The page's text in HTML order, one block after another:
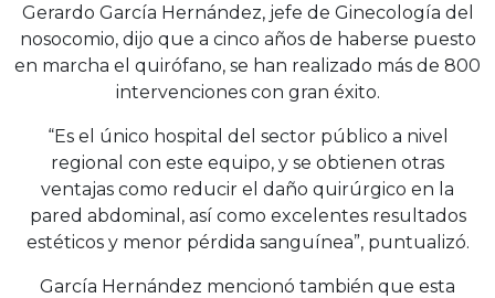
Gerardo García Hernández, jefe de Ginecología del
nosocomio, dijo que a cinco años de haberse puesto
en marcha el quirófano, se han realizado más de 800
intervenciones con gran éxito.
“Es el único hospital del sector público a nivel
regional con este equipo, y se obtienen otras
ventajas como reducir el daño quirúrgico en la
pared abdominal, así como excelentes resultados
estéticos y menor pérdida sanguínea”, puntualizó.
García Hernández mencionó también que esta